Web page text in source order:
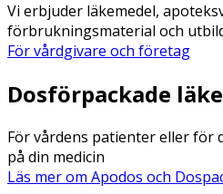
Vi erbjuder läkemedel,
förbrukningsmaterial och
För vårdgivare och företag
Dosförpackade
För vårdens patienter eller för
på din medicin
Läs mer om Apodos och